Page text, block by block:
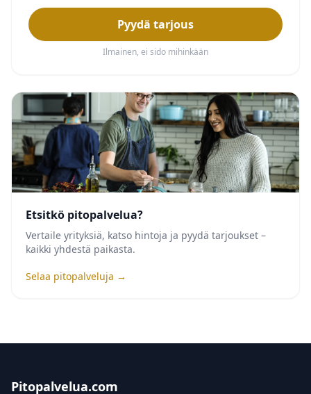
Pyydä tarjous
Ilmainen, ei sido mihinkään
Etsitkö pitopalvelua?
Vertaile yrityksiä, katso hintoja ja pyydä tarjoukset –
kaikki yhdestä paikasta.
Selaa pitopalveluja →
Pitopalvelua.com